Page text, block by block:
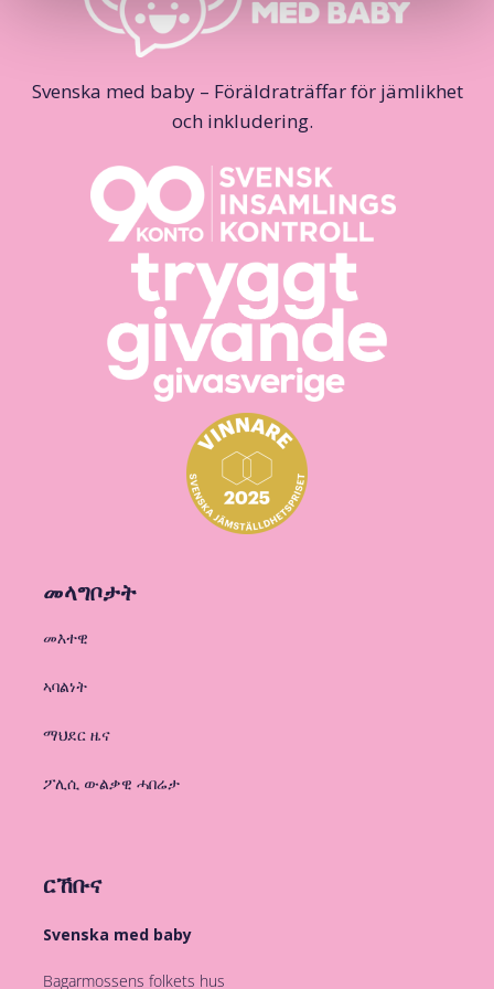
Svenska med baby – Föräldraträffar för jämlikhet
och inkludering.
መላግቦታት
መእተዊ
ኣባልነት
ማህደር ዜና
ፖሊሲ ውልቃዊ ሓበሬታ
ርኸቡና
Svenska med baby
Bagarmossens folkets hus